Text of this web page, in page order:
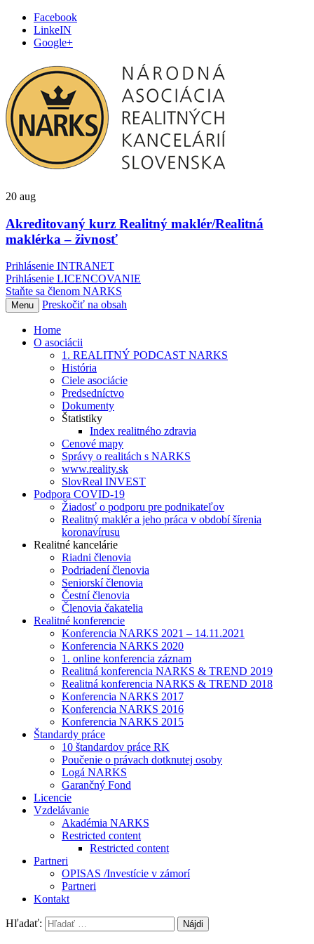
Facebook
LinkeIN
Google+
20 aug
Akreditovaný kurz Realitný maklér/Realitná
maklérka – živnosť
Prihlásenie INTRANET
Prihlásenie LICENCOVANIE
Staňte sa členom NARKS
Menu Preskočiť na obsah
Home
O asociácii
1. REALITNÝ PODCAST NARKS
História
Ciele asociácie
Predsedníctvo
Dokumenty
Štatistiky
Index realitného zdravia
Cenové mapy
Správy o realitách s NARKS
www.reality.sk
SlovReal INVEST
Podpora COVID-19
Žiadosť o podporu pre podnikateľov
Realitný maklér a jeho práca v období šírenia
koronavírusu
Realitné kancelárie
Riadni členovia
Podriadení členovia
Seniorskí členovia
Čestní členovia
Členovia čakatelia
Realitné konferencie
Konferencia NARKS 2021 – 14.11.2021
Konferencia NARKS 2020
1. online konferencia záznam
Realitná konferencia NARKS & TREND 2019
Realitná konferencia NARKS & TREND 2018
Konferencia NARKS 2017
Konferencia NARKS 2016
Konferencia NARKS 2015
Štandardy práce
10 štandardov práce RK
Poučenie o právach dotknutej osoby
Logá NARKS
Garančný Fond
Licencie
Vzdelávanie
Akadémia NARKS
Restricted content
Restricted content
Partneri
OPISAS /Investície v zámorí
Partneri
Kontakt
Hľadať: